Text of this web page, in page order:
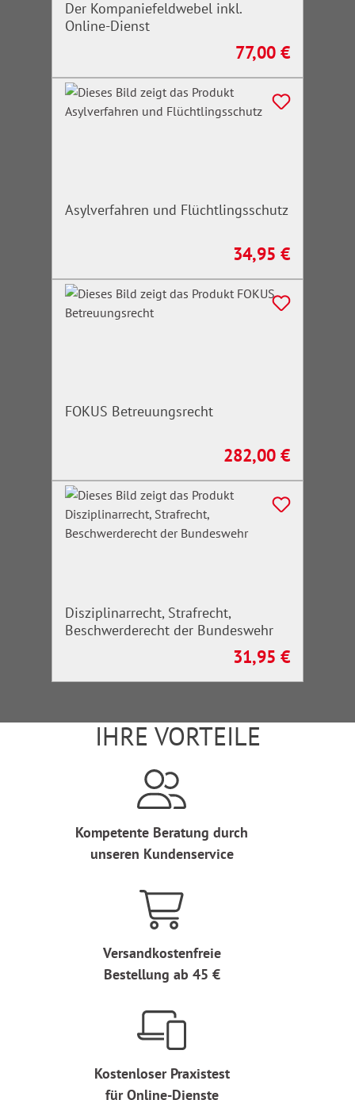
Der Kompaniefeldwebel inkl.
Online-Dienst
Regulärer Preis:
77,00 €
Asylverfahren und Flüchtlingsschutz
Regulärer Preis:
34,95 €
FOKUS Betreuungsrecht
Regulärer Preis:
282,00 €
Disziplinarrecht, Strafrecht,
Beschwerderecht der Bundeswehr
Regulärer Preis:
31,95 €
IHRE VORTEILE
Kompetente Beratung durch
unseren Kundenservice
Versandkostenfreie
Bestellung ab 45 €
Kostenloser Praxistest
für Online-Dienste